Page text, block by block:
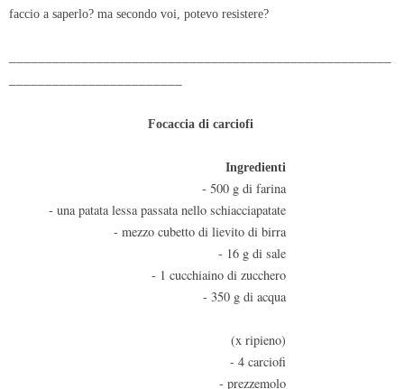
faccio a saperlo? ma secondo voi, potevo resistere?
Focaccia di carciofi
Ingredienti
- 500 g di farina
- una patata lessa passata nello schiacciapatate
- mezzo cubetto di lievito di birra
- 16 g di sale
- 1 cucchiaino di zucchero
- 350 g di acqua
(x ripieno)
- 4 carciofi
- prezzemolo